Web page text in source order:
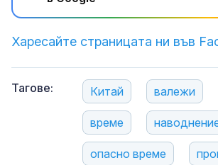
Харесайте страницата ни във
Тагове: Китай валежи
време
опасно време